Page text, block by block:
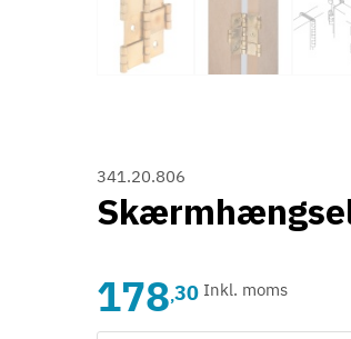
341.20.806
178,30 Inkl. moms